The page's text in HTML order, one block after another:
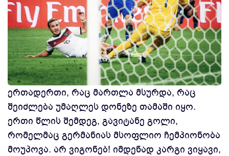
ერთადერთი, რაც მართლა მსურდა, რაც
შეიძლება უმაღლეს დონეზე თამაში იყო.
ერთი წლის შემდეგ, გავიტანე გოლი,
რომელმაც გერმანიას მსოფლიო ჩემპიონობა
მოუპოვა. არ ვიგონებ! იმდენად კარგი ვიყავი,